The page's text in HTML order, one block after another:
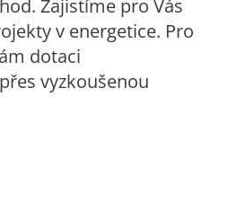
Zajistíme pro Vás
v energetice. Pro
dotaci
vyzkoušenou